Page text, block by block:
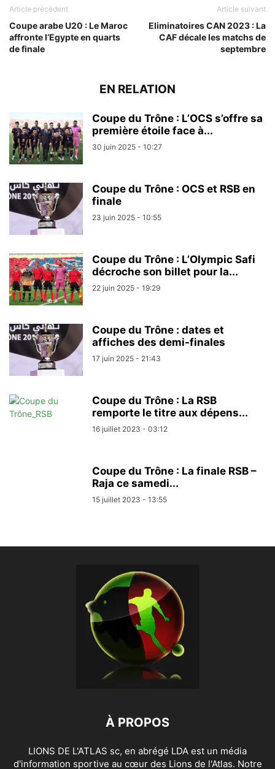
Article précédent
Coupe arabe U20 : Le Maroc
affronte l’Egypte en quarts
de finale
Article suivant
Eliminatoires CAN 2023 : La
CAF décale les matchs de
septembre
EN RELATION
Coupe du Trône : L’OCS s’offre sa
première étoile face à...
30 juin 2025 - 10:27
Coupe du Trône : OCS et RSB en
finale
23 juin 2025 - 10:55
Coupe du Trône : L’Olympic Safi
décroche son billet pour la...
22 juin 2025 - 19:29
Coupe du Trône : dates et
affiches des demi-finales
17 juin 2025 - 21:43
Coupe du Trône : La RSB
remporte le titre aux dépens...
16 juillet 2023 - 03:12
Coupe du Trône : La finale RSB –
Raja ce samedi...
15 juillet 2023 - 13:55
À PROPOS
LIONS DE L'ATLAS sc, en abrégé LDA est un média
d'information sportive au cœur des Lions de l'Atlas. Notre